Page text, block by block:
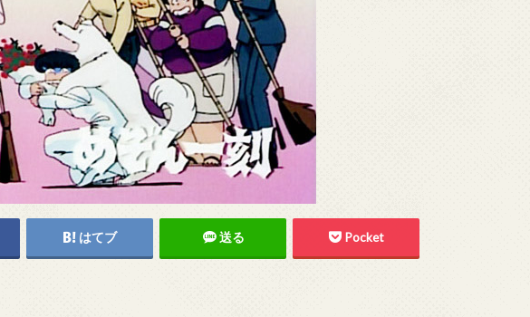
はてブ 送る Pocket